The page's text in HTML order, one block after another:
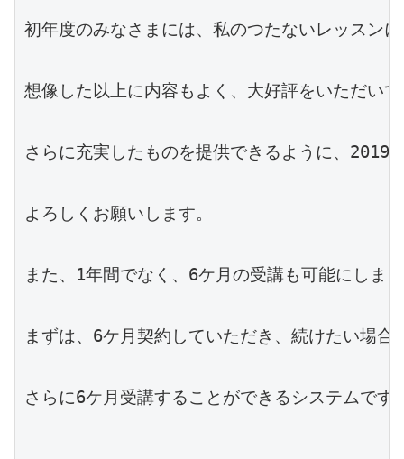
初年度のみなさまには、私のつたないレッスン
想像した以上に内容もよく、大好評をいただい
さらに充実したものを提供できるように、2019
よろしくお願いします。
また、1年間でなく、6ケ月の受講も可能にしま
まずは、6ケ月契約していただき、続けたい場合
さらに6ケ月受講することができるシステムです